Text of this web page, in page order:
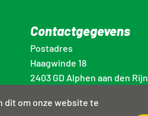
Contactgegevens
Postadres
Haagwinde 18
2403 GD Alphen aan den Rijn
info@energiekalphen.nl
dit om onze website te